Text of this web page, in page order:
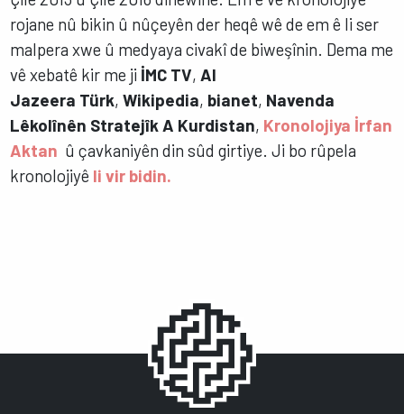
rojane nû bikin û nûçeyên der heqê wê de em ê li ser
malpera xwe û medyaya civakî de biweşînin. Dema me
vê xebatê kir me ji İMC TV, Al
Jazeera Türk,Wikipedia, bianet, Navenda
Lêkolînên Stratejîk A Kurdistan, Kronolojiya İrfan
Aktan û çavkaniyên din sûd girtiye. Ji bo rûpela
kronolojiyê li vir bidin.